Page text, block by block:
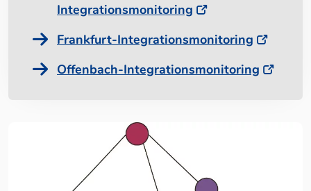
Integrationsmonitoring
Frankfurt-Integrationsmonitoring
Offenbach-Integrationsmonitoring